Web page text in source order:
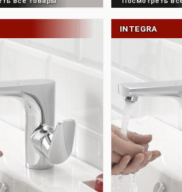
Посмотреть все товары
INFINIT